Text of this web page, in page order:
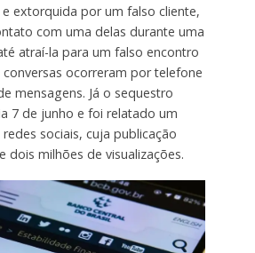
extorquida por um falso cliente,
com uma delas durante uma
atraí-la para um falso encontro
ocorreram por telefone
mensagens. Já o sequestro
7 de junho e foi relatado um
sociais, cuja publicação
dois milhões de visualizações.